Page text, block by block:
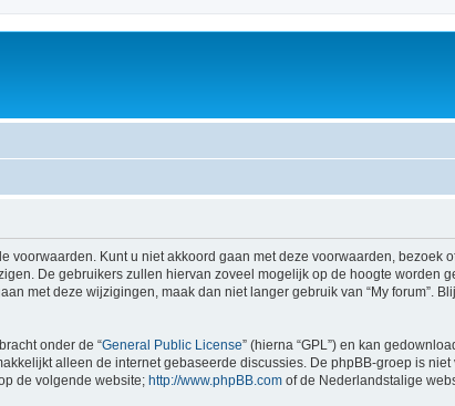
voorwaarden. Kunt u niet akkoord gaan met deze voorwaarden, bezoek
De gebruikers zullen hiervan zoveel mogelijk op de hoogte worden
met deze wijzigingen, maak dan niet langer gebruik van “My forum”.
onder de “General Public License” (hierna “GPL”) en kan
alleen de internet gebaseerde discussies. De phpBB-groep is
de volgende website; http://www.phpBB.com of de Nederlandstalige